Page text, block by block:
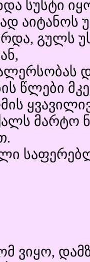
სუსტი
აიტანოს
გულს
წლები
მარტო
ვიყო,